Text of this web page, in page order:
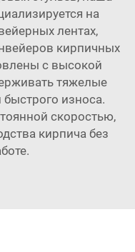
на
лентах,
кирпичных
с высокой
тяжелые
износа.
скоростью,
кирпича без